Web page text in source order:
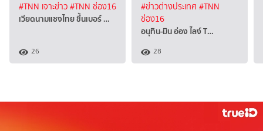
#TNN เจาะข่าว#TNN ช่อง16
เวียดนามแซงไทย ขึ้นเบอร์ …
26
#ข่าวต่างประเทศ #TNN
ช่อง16
อนุทิน-มิน อ่อง ไลง์ T…
28